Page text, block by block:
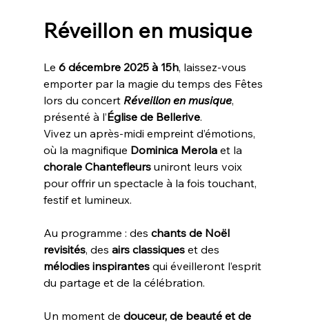
Réveillon en musique
Le 6 décembre 2025 à 15h, laissez-vous
emporter par la magie du temps des Fêtes
lors du concert Réveillon en musique,
présenté à l’Église de Bellerive.
Vivez un après-midi empreint d’émotions,
où la magnifique Dominica Merola et la
chorale Chantefleurs uniront leurs voix
pour offrir un spectacle à la fois touchant,
festif et lumineux.
Au programme : des chants de Noël
revisités, des airs classiques et des
mélodies inspirantes qui éveilleront l’esprit
du partage et de la célébration.
Un moment de douceur, de beauté et de